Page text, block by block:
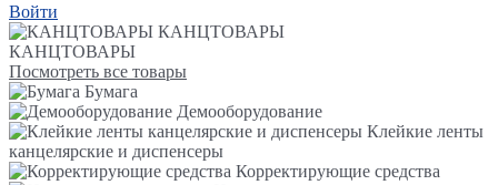
Войти
КАНЦТОВАРЫ
КАНЦТОВАРЫ
Посмотреть все товары
Бумага
Демооборудование
Клейкие ленты
канцелярские и диспенсеры
Корректирующие средства